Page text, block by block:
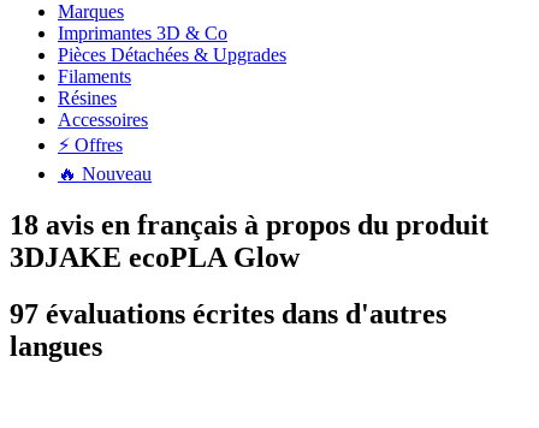
Marques
Imprimantes 3D & Co
Pièces Détachées & Upgrades
Filaments
Résines
Accessoires
⚡ Offres
🔥 Nouveau
18 avis en français à propos du produit
3DJAKE ecoPLA Glow
97 évaluations écrites dans d'autres
langues